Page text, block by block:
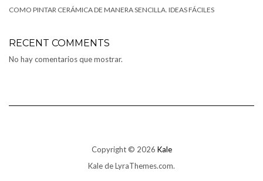
COMO PINTAR CERÁMICA DE MANERA SENCILLA. IDEAS FÁCILES
RECENT COMMENTS
No hay comentarios que mostrar.
Copyright © 2026 Kale
Kalede LyraThemes.com.